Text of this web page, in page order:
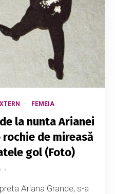
FEMEIA
la nunta Arianei
de mireasă
gol (Foto)
Ariana Grande, s-a